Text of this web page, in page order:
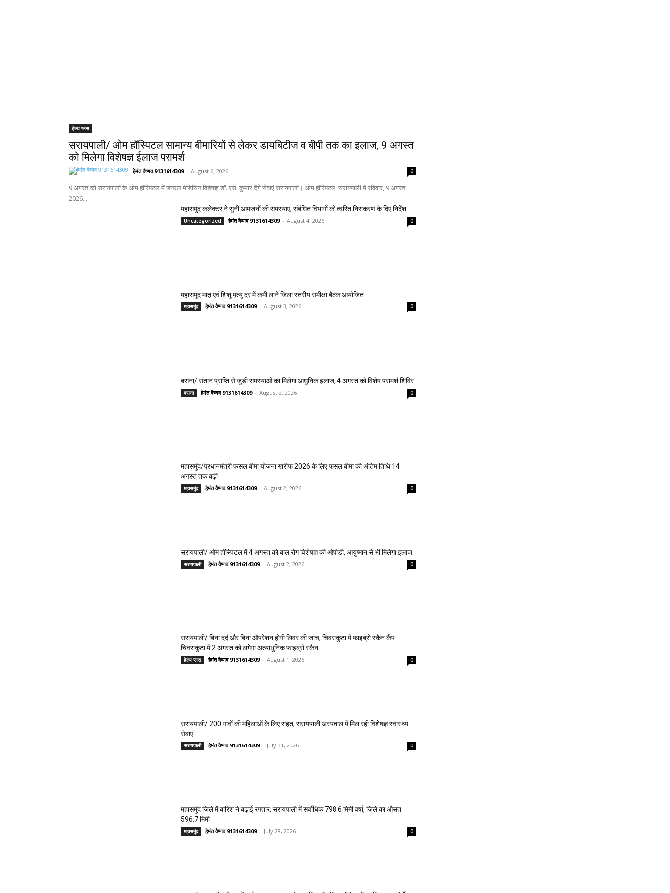
हेल्थ प्लस
सरायपाली/ ओम हॉस्पिटल सामान्य बीमारियों से लेकर डायबिटीज व बीपी तक का इलाज, 9 अगस्त
को मिलेगा विशेषज्ञ ईलाज परामर्श
हेमंत वैष्णव 9131614309 - August 6, 2026 0
9 अगस्त को सरायपाली के ओम हॉस्पिटल में जनरल मेडिसिन विशेषज्ञ डॉ. एस. कुमार देंगे सेवाएं सरायपाली। ओम हॉस्पिटल, सरायपाली में रविवार, 9 अगस्त
2026...
महासमुंद कलेक्टर ने सुनी आमजनों की समस्याएं, संबंधित विभागों को त्वरित निराकरण के दिए निर्देश
Uncategorized हेमंत वैष्णव 9131614309 - August 4, 2026 0
महासमुंद मातृ एवं शिशु मृत्यु दर में कमी लाने जिला स्तरीय समीक्षा बैठक आयोजित
महासमुंद हेमंत वैष्णव 9131614309 - August 3, 2026 0
बसना/ संतान प्राप्ति से जुड़ी समस्याओं का मिलेगा आधुनिक इलाज, 4 अगस्त को विशेष परामर्श शिविर
बसना हेमंत वैष्णव 9131614309 - August 2, 2026 0
महासमुंद/प्रधानमंत्री फसल बीमा योजना खरीफ 2026 के लिए फसल बीमा की अंतिम तिथि 14
अगस्त तक बढ़ी
महासमुंद हेमंत वैष्णव 9131614309 - August 2, 2026 0
सरायपाली/ ओम हॉस्पिटल में 4 अगस्त को बाल रोग विशेषज्ञ की ओपीडी, आयुष्मान से भी मिलेगा इलाज
सरायपाली हेमंत वैष्णव 9131614309 - August 2, 2026 0
सरायपाली/ बिना दर्द और बिना ऑपरेशन होगी लिवर की जांच, चिवराकुटा में फाइब्रो स्कैन कैंप
चिवराकुटा में 2 अगस्त को लगेगा अत्याधुनिक फाइब्रो स्कैन...
हेल्थ प्लस हेमंत वैष्णव 9131614309 - August 1, 2026 0
सरायपाली/ 200 गांवों की महिलाओं के लिए राहत, सरायपाली अस्पताल में मिल रही विशेषज्ञ स्वास्थ्य
सेवाएं
सरायपाली हेमंत वैष्णव 9131614309 - July 31, 2026 0
महासमुंद जिले में बारिश ने बढ़ाई रफ्तार: सरायपाली में सर्वाधिक 798.6 मिमी वर्षा, जिले का औसत
596.7 मिमी
महासमुंद हेमंत वैष्णव 9131614309 - July 28, 2026 0